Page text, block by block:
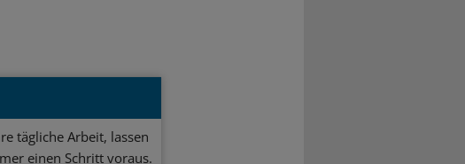
tägliche Arbeit, lassen
einen Schritt voraus.